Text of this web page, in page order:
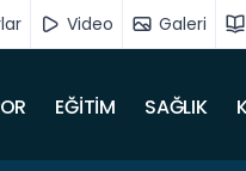
Video Galeri
EĞİTİM SAĞLIK